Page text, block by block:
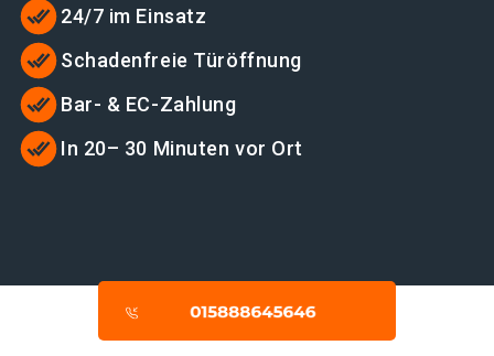
24/7 im Einsatz
Schadenfreie Türöffnung
Bar- & EC-Zahlung
In 20– 30 Minuten vor Ort